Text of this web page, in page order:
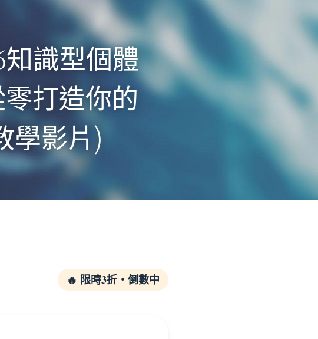
識型個體
打造你的
學影片)
🔥 限時3折・倒數中